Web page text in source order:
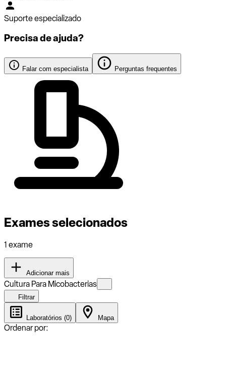
Suporte especializado
Precisa de ajuda?
Falar com especialista Perguntas frequentes
Exames selecionados
1 exame
Adicionar mais
Cultura Para Micobacterias
Filtrar
Laboratórios (0) Mapa
Ordenar por: